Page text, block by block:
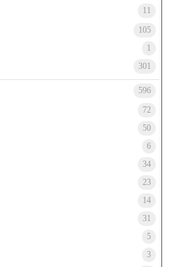
11
105
1
301
596
72
50
6
34
23
14
31
5
3